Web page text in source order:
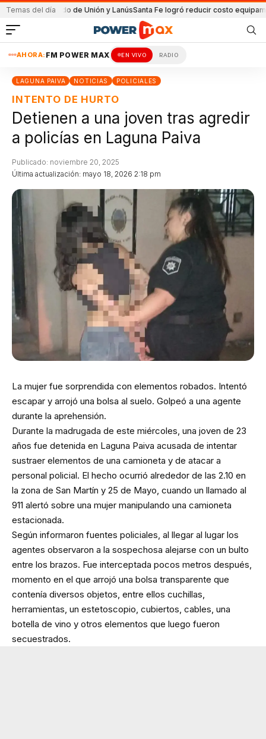
Temas del día
el partido de Unión y LanúsSanta Fe logró reducir costo equipamiento
AHORA: FM POWER MAX EN VIVO RADIO
LAGUNA PAIVA NOTICIAS POLICIALES
INTENTO DE HURTO
Detienen a una joven tras agredir
a policías en Laguna Paiva
Última actualización: mayo 18, 2026 2:18 pm
Publicado: noviembre 20, 2025
La mujer fue sorprendida con elementos robados. Intentó
escapar y arrojó una bolsa al suelo. Golpeó a una agente
durante la aprehensión.
Durante la madrugada de este miércoles, una joven de 23
años fue detenida en Laguna Paiva acusada de intentar
sustraer elementos de una camioneta y de atacar a
personal policial. El hecho ocurrió alrededor de las 2.10 en
la zona de San Martín y 25 de Mayo, cuando un llamado al
911 alertó sobre una mujer manipulando una camioneta
estacionada.
Según informaron fuentes policiales, al llegar al lugar los
agentes observaron a la sospechosa alejarse con un bulto
entre los brazos. Fue interceptada pocos metros después,
momento en el que arrojó una bolsa transparente que
contenía diversos objetos, entre ellos cuchillas,
herramientas, un estetoscopio, cubiertos, cables, una
botella de vino y otros elementos que luego fueron
secuestrados.